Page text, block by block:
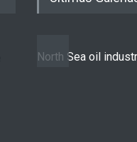
North Sea oil